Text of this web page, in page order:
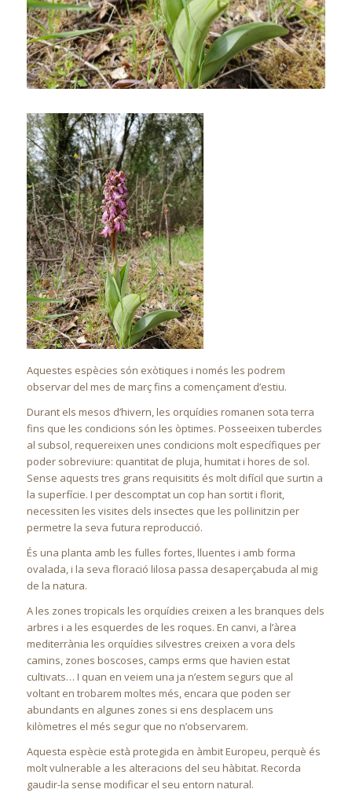
Aquestes espècies són exòtiques i només les podrem
observar del mes de març fins a començament d’estiu.
Durant els mesos d’hivern, les orquídies romanen sota terra
fins que les condicions són les òptimes. Posseeixen tubercles
al subsol, requereixen unes condicions molt específiques per
poder sobreviure: quantitat de pluja, humitat i hores de sol.
Sense aquests tres grans requisitits és molt difícil que surtin a
la superfície. I per descomptat un cop han sortit i florit,
necessiten les visites dels insectes que les pol·linitzin per
permetre la seva futura reproducció.
És una planta amb les fulles fortes, lluentes i amb forma
ovalada, i la seva floració lilosa passa desaperçabuda al mig
de la natura.
A les zones tropicals les orquídies creixen a les branques dels
arbres i a les esquerdes de les roques. En canvi, a l’àrea
mediterrània les orquídies silvestres creixen a vora dels
camins, zones boscoses, camps erms que havien estat
cultivats… I quan en veiem una ja n’estem segurs que al
voltant en trobarem moltes més, encara que poden ser
abundants en algunes zones si ens desplacem uns
kilòmetres el més segur que no n’observarem.
Aquesta espècie està protegida en àmbit Europeu, perquè és
molt vulnerable a les alteracions del seu hàbitat. Recorda
gaudir-la sense modificar el seu entorn natural.